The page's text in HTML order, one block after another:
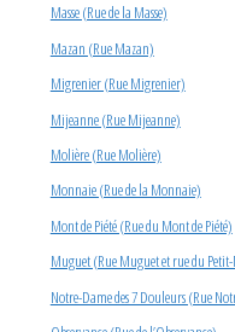
Masse (Rue de la Masse)
Mazan (Rue Mazan)
Migrenier (Rue Migrenier)
Mijeanne (Rue Mijeanne)
Molière (Rue Molière)
Monnaie (Rue de la Monnaie)
Mont de Piété (Rue du Mont de Piété)
Muguet (Rue Muguet et rue du
Notre-Dame des 7 Douleurs (Rue